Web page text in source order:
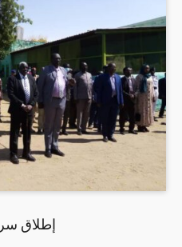
إطلاق سراح 11 نزيلا